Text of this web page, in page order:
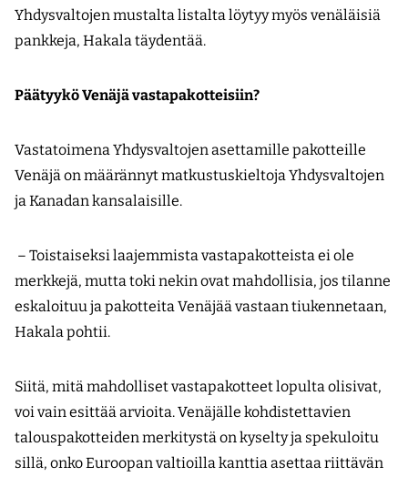
Yhdysvaltojen mustalta listalta löytyy myös venäläisiä
pankkeja, Hakala täydentää.
Päätyykö Venäjä vastapakotteisiin?
Vastatoimena Yhdysvaltojen asettamille pakotteille
Venäjä on määrännyt matkustuskieltoja Yhdysvaltojen
ja Kanadan kansalaisille.
– Toistaiseksi laajemmista vastapakotteista ei ole
merkkejä, mutta toki nekin ovat mahdollisia, jos tilanne
eskaloituu ja pakotteita Venäjää vastaan tiukennetaan,
Hakala pohtii.
Siitä, mitä mahdolliset vastapakotteet lopulta olisivat,
voi vain esittää arvioita. Venäjälle kohdistettavien
talouspakotteiden merkitystä on kyselty ja spekuloitu
sillä, onko Euroopan valtioilla kanttia asettaa riittävän